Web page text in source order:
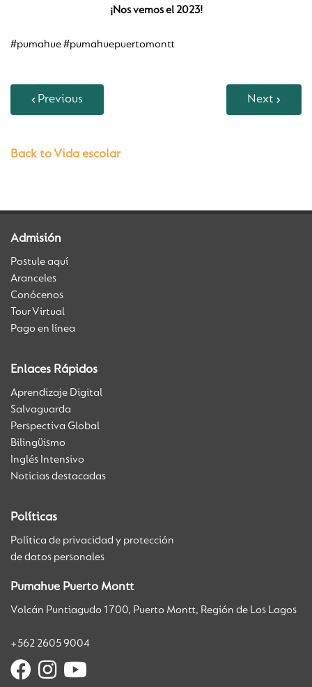
¡Nos vemos el 2023!
#pumahue #pumahuepuertomontt
Previous Next
Back to Vida escolar
Admisión
Postule aquí
Aranceles
Conócenos
Tour Virtual
Pago en línea
Enlaces Rápidos
Aprendizaje Digital
Salvaguarda
Perspectiva Global
Bilingüismo
Inglés Intensivo
Noticias destacadas
Políticas
Política de privacidad y protección
de datos personales
Pumahue Puerto Montt
Volcán Puntiagudo 1700, Puerto Montt, Región de Los Lagos
+562 2605 9004